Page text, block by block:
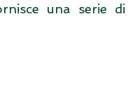
una serie di